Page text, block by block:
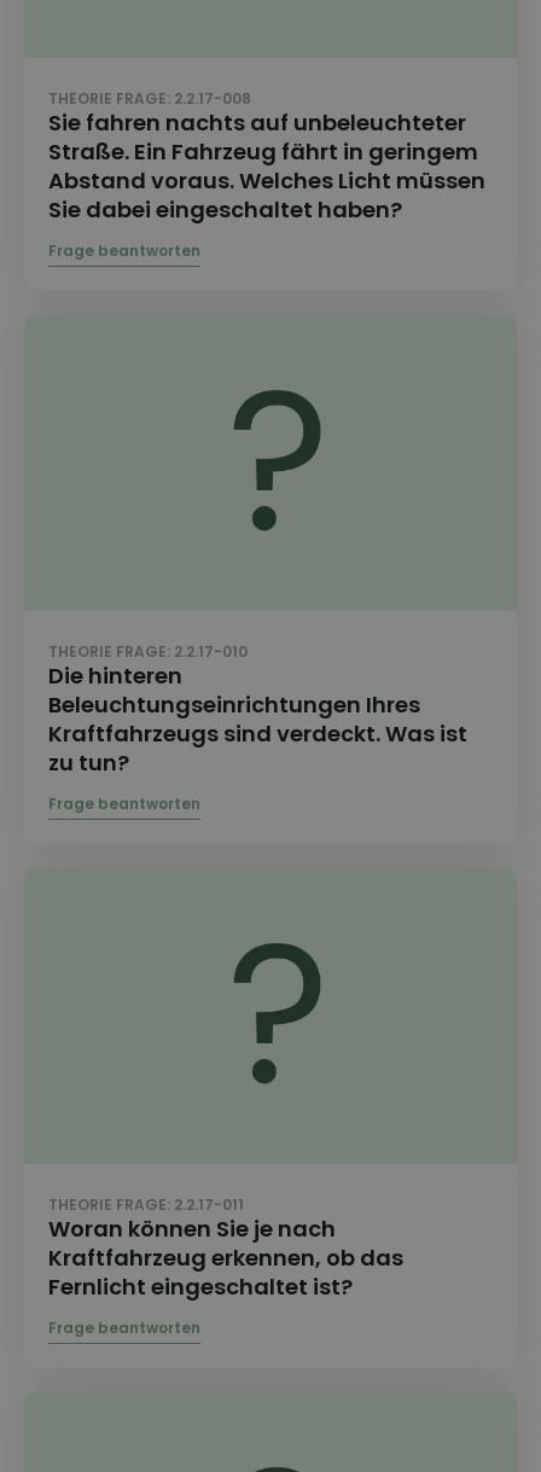
THEORIE FRAGE: 2.2.17-008
Sie fahren nachts auf unbeleuchteter
Straße. Ein Fahrzeug fährt in geringem
Abstand voraus. Welches Licht müssen
Sie dabei eingeschaltet haben?
THEORIE FRAGE: 2.2.17-010
Die hinteren
Beleuchtungseinrichtungen Ihres
Kraftfahrzeugs sind verdeckt. Was ist
zu tun?
THEORIE FRAGE: 2.2.17-011
Woran können Sie je nach
Kraftfahrzeug erkennen, ob das
Fernlicht eingeschaltet ist?